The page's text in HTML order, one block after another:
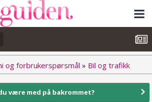
og forbrukerspørsmål » Bil og trafikk
være med på bakrommet?